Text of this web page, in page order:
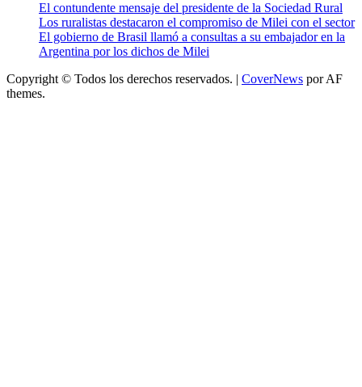
El contundente mensaje del presidente de la Sociedad Rural
Los ruralistas destacaron el compromiso de Milei con el sector
El gobierno de Brasil llamó a consultas a su embajador en la
Argentina por los dichos de Milei
Copyright © Todos los derechos reservados. | CoverNews por AF
themes.